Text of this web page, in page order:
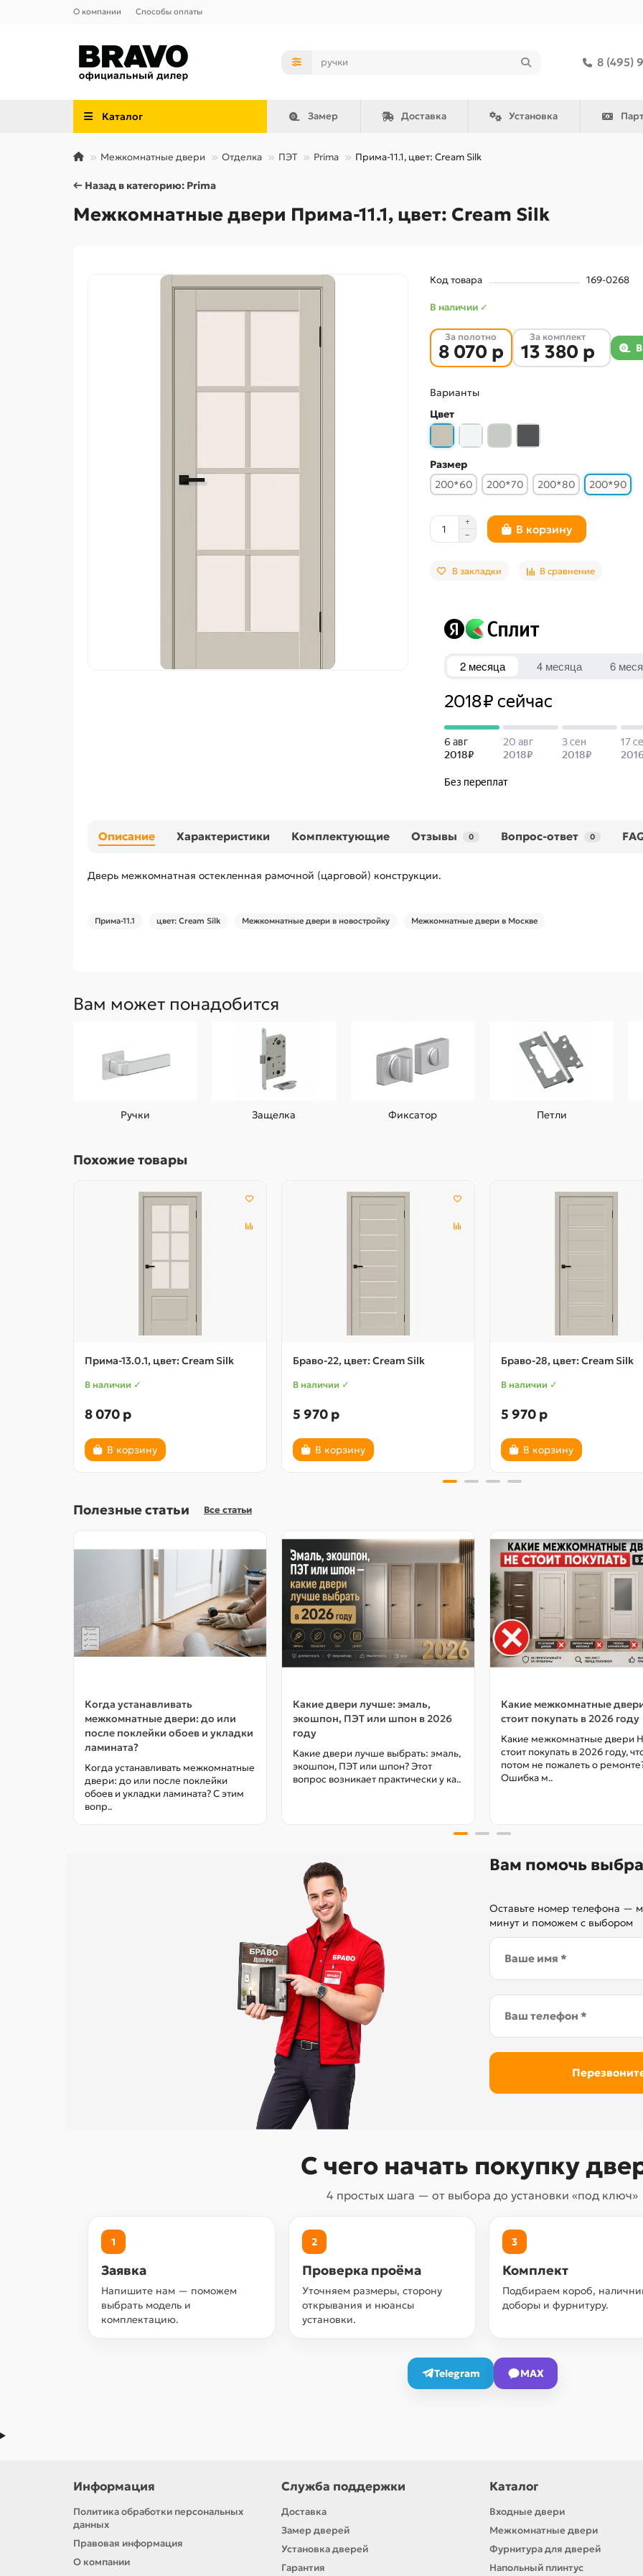
О компании Способы оплаты
8 (495)
Каталог Замер Доставка Установка
Межкомнатные двери Отделка ПЭТ Prima Прима-11.1, цвет: Cream Silk
← Назад в категорию: Prima
Межкомнатные двери Прима-11.1, цвет: Cream Silk
Код товара 169-0268
В наличии ✓
За полотно
8 070 р
За комплект
13 380 р
Варианты
Цвет
Размер
200*60
200*70 200*80 200*90
В корзину
В закладки В сравнение
Описание Характеристики Комплектующие Отзывы 0 Вопрос-ответ 0
Дверь межкомнатная остекленная рамочной (царговой) конструкции.
Прима-11.1 цвет: Cream Silk Межкомнатные двери в новостройку Межкомнатные двери в Москве
Вам может понадобится
Ручки Защелка Фиксатор Петли
Похожие товары
Прима-13.0.1, цвет: Cream Silk
В наличии ✓
8 070 р
В корзину
Браво-22, цвет: Cream Silk
В наличии ✓
5 970 р
В корзину
Браво-28, цвет: Cream Silk
В наличии ✓
5 970 р
В корзину
Полезные статьи Все статьи
Когда устанавливать
межкомнатные двери: до или
после поклейки обоев и укладки
ламината?
Когда устанавливать межкомнатные
двери: до или после поклейки
обоев и укладки ламината? С этим
вопр..
Какие двери лучше: эмаль,
экошпон, ПЭТ или шпон в 2026
году
Какие двери лучше выбрать: эмаль,
экошпон, ПЭТ или шпон? Этот
вопрос возникает практически у ка..
Какие межкомнатные
стоит покупать в 2026 году
Какие межкомнатные двери
стоит покупать в 2026 году,
потом не пожалеть о
Ошибка м..
Вам помочь
Оставьте номер телефона —
минут и поможем с выбором
С чего начать покупку
4 простых шага — от выбора до установки «под ключ»
1
Заявка
Напишите нам — поможем
выбрать модель и
комплектацию.
2
Проверка проёма
Уточняем размеры, сторону
открывания и нюансы
установки.
3
Комплект
Подбираем короб,
доборы и фурнитуру.
Telegram MAX
Информация
Политика обработки персональных
данных
Правовая информация
О компании
Служба поддержки
Доставка
Замер дверей
Установка дверей
Гарантия
Каталог
Входные двери
Межкомнатные двери
Фурнитура для дверей
Напольный плинтус